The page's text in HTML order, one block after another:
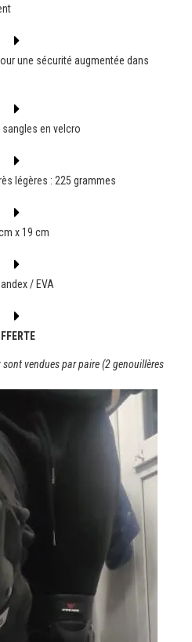
une sécurité augmentée dans
sangles en velcro
légères : 225 grammes
x 19 cm
/ EVA
vendues par paire (2 genouillères